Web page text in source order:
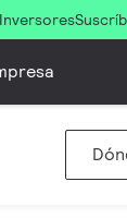
Inversores